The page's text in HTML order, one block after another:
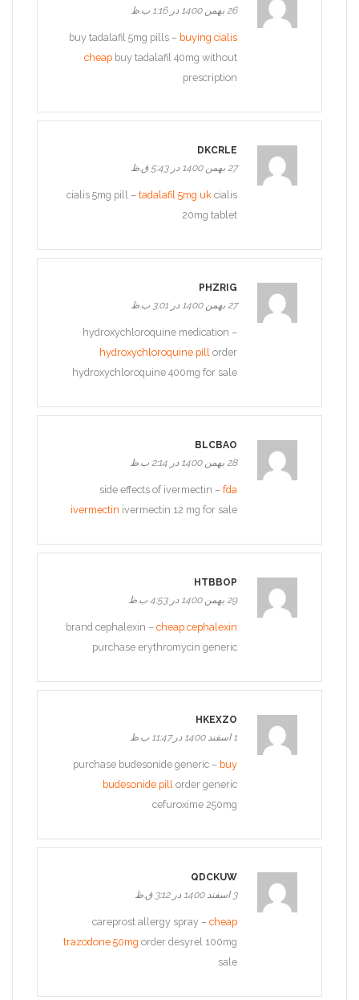
26 بهمن 1400 در 1:16 ب.ظ
buy tadalafil 5mg pills – buying cialis
cheap buy tadalafil 40mg without
prescription
DKCRLE
27 بهمن 1400 در 5:43 ق.ظ
cialis 5mg pill – tadalafil 5mg uk cialis
20mg tablet
PHZRIG
27 بهمن 1400 در 3:01 ب.ظ
hydroxychloroquine medication –
hydroxychloroquine pill order
hydroxychloroquine 400mg for sale
BLCBAO
28 بهمن 1400 در 2:14 ب.ظ
side effects of ivermectin – fda
ivermectin ivermectin 12 mg for sale
HTBBOP
29 بهمن 1400 در 4:53 ب.ظ
brand cephalexin – cheap cephalexin
purchase erythromycin generic
HKEXZO
1 اسفند 1400 در 11:47 ب.ظ
purchase budesonide generic – buy
budesonide pill order generic
cefuroxime 250mg
QDCKUW
3 اسفند 1400 در 3:12 ق.ظ
careprost allergy spray – cheap
trazodone 50mg order desyrel 100mg
sale